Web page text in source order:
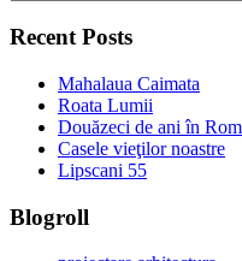
Recent Posts
Mahalaua Caimata
Roata Lumii
Douăzeci de ani în
Casele vieţilor noastre
Lipscani 55
Blogroll